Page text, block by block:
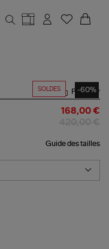
SOLDES -60%
Partager
168,00 €
Guide des tailles